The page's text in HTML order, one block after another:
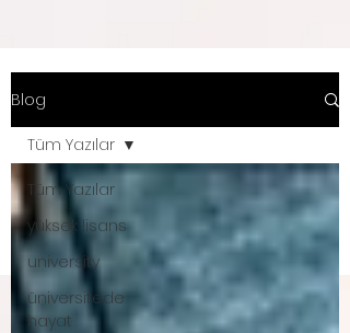
Blog
Tüm Yazılar
yüksek lisans
university
üniversitede
hayat
Tüm Yazılar